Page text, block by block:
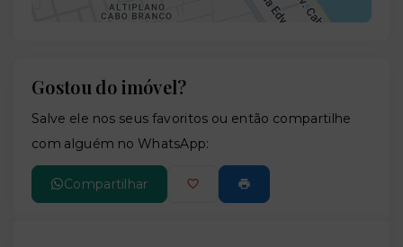
Gostou do imóvel?
Salve ele nos seus favoritos ou então compartilhe
com alguém no WhatsApp:
Compartilhar